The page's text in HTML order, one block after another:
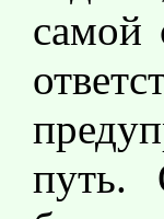
самой
путь.